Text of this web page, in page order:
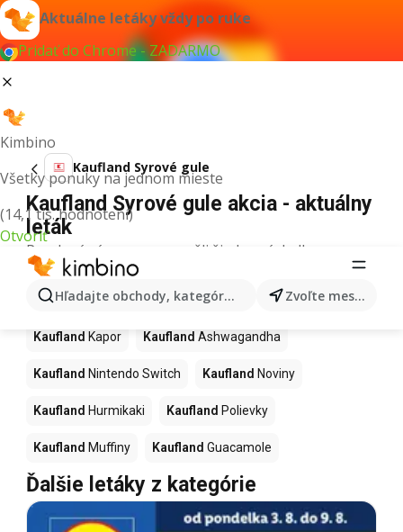
Aktuálne letáky vždy po ruke
Pridať do Chrome - ZADARMO
Kimbino
Všetky ponuky na jednom mieste
(14,1 tis. hodnotení)
Otvoriť
Hľadajte obchody, kategórie, produkty... Zvoľte mesto
Kaufland Syrové gule
Kaufland Syrové gule akcia - aktuálny
leták
Pre daný výraz sme nenašli žiadne výsledky.
Ďalšie produkty v obchodoch
Kaufland
Kaufland Kapor Kaufland Ashwagandha
Kaufland Nintendo Switch Kaufland Noviny
Kaufland Hurmikaki Kaufland Polievky
Kaufland Muffiny Kaufland Guacamole
Ďalšie letáky z kategórie